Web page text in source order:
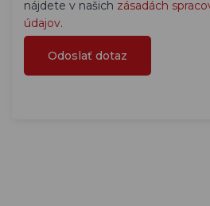
nájdete v našich zásadách
údajov.